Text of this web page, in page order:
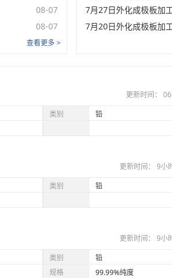
铅合金
名称
铅钙合金(江苏)
铅钙合金(河北)
铅钙合金(河南)
铅锑合金(河南)
铅锑合金(河北)
铅锑合金(山东)
08-07
08-07
查看更多 >
7月27日外化成极板加
7月20日外化成极板加
更新时间：
类别
铅
更新时间： 9小
类别
铅
更新时间： 9小
类别
铅
规格 99.99%纯度